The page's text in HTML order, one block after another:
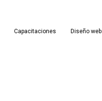
Capacitaciones Diseño web